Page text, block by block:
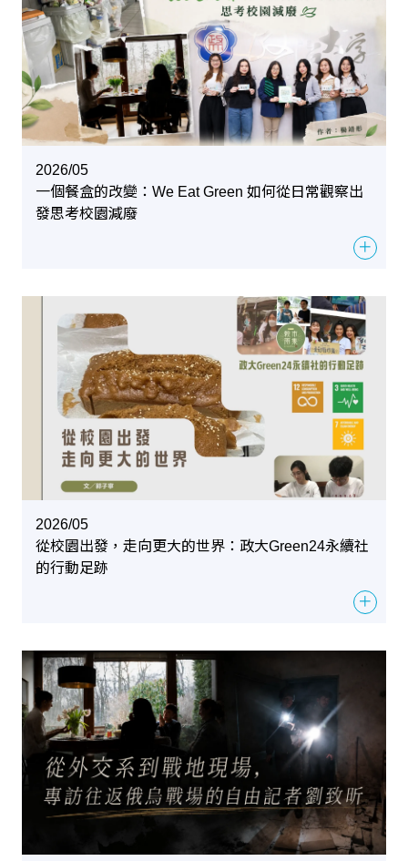
2026/05
一個餐盒的改變：We Eat Green 如何從日常觀察出
發思考校園減廢
＋
2026/05
從校園出發，走向更大的世界：政大Green24永續社
的行動足跡
＋